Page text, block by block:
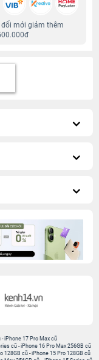
đổi mới giảm thêm
-iPhone 17 Pro Max cũ
cũ - iPhone 16 Pro Max 256GB cũ
128GB cũ -iPhone 15 Pro 128GB cũ